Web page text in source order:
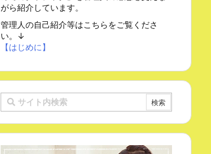
がら紹介しています。
管理人の自己紹介等はこちらをご覧くださ
い。↓
【はじめに】